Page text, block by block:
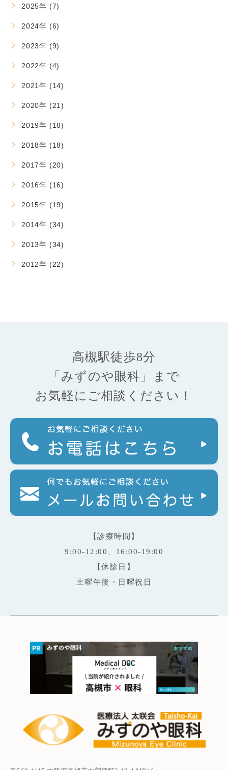
2025年 (7)
2024年 (6)
2023年 (9)
2022年 (4)
2021年 (14)
2020年 (21)
2019年 (18)
2018年 (18)
2017年 (20)
2016年 (16)
2015年 (19)
2014年 (34)
2013年 (34)
2012年 (22)
高槻駅徒歩8分
「みずのや眼科」まで
お気軽にご相談ください！
【診療時間】
9:00-12:00、16:00-19:00
【休診日】
土曜午後・日曜祝日